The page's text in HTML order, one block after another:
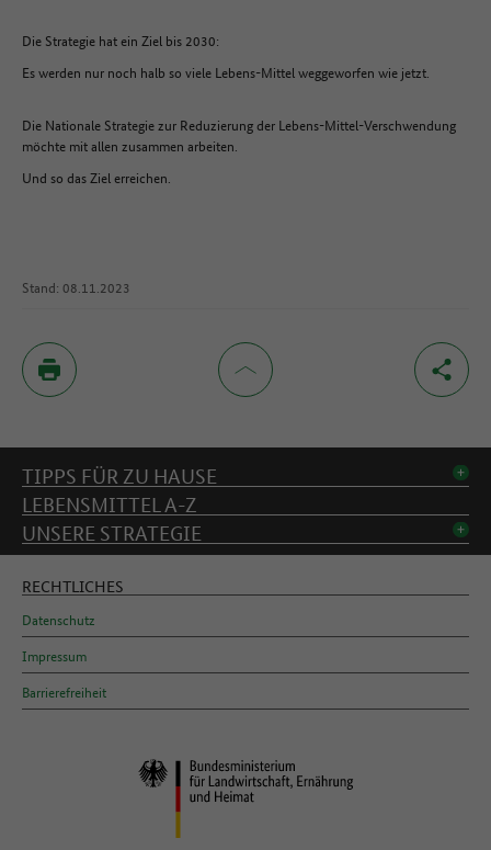
Die Strategie hat ein Ziel bis 2030:
Es werden nur noch halb so viele Lebens-Mittel weggeworfen wie jetzt.
Die Nationale Strategie zur Reduzierung der Lebens-Mittel-Verschwendung
möchte mit allen zusammen arbeiten.
Und so das Ziel erreichen.
Stand: 08.11.2023
Inhaltsverzeichnis
TIPPS FÜR ZU HAUSE
LEBENSMITTEL A-Z
UNSERE STRATEGIE
RECHTLICHES
Datenschutz
Impressum
Barrierefreiheit